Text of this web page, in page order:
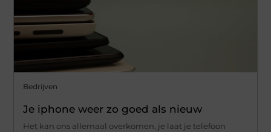
Bedrijven
Je iphone weer zo goed als nieuw
Het kan ons allemaal overkomen, je laat je telefoon